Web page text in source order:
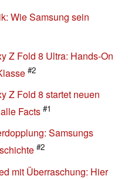
Wie Samsung sein
Z Fold 8 Ultra: Hands-On
#2
Z Fold 8 startet neuen
Facts #1
Samsungs
#2
mit Überraschung: Hier